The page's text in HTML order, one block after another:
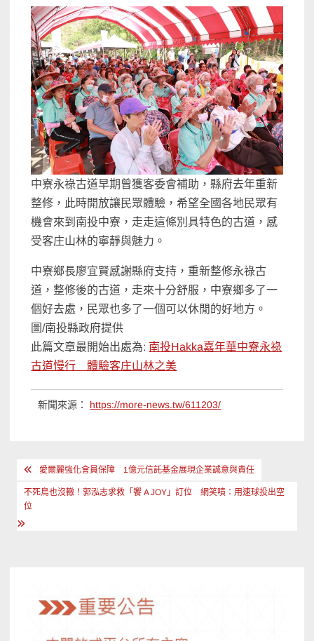
中寮永祿古道早期曾獲客委會補助，縣府去年重新
整修，此時開放讓民眾體驗，希望全國各地民眾有
機會來到南投中寮，走走這條別具特色的古道，感
受客庄山林的寧靜與魅力。
中寮鄉長廖宜賢感謝縣府支持，重新整修永祿古
道，整修後的古道，走來十分舒服，中寮鄉多了一
個好去處，民眾也多了一個可以休閒的好地方。
圖/南投縣政府提供
此篇文章最開始出處為: 南投Hakka嘉年華中寮永祿
古道慢行 體驗客庄山林之美
新聞來源： https://more-news.tw/611203/
文
章
導
愛爾麗強化會員保障 1億元信託基金展現企業誠意與責任
不死鳥也沒轍！郭泓志求救「饗 A JOY」訂位 網笑噴：用速球投出空
位